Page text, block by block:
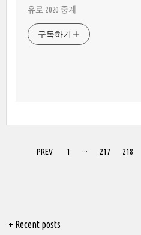
유로 2020 중계
구독하기
PREV 1 ··· 217 218
+ Recent posts